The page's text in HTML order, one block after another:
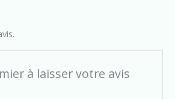
à laisser votre avis